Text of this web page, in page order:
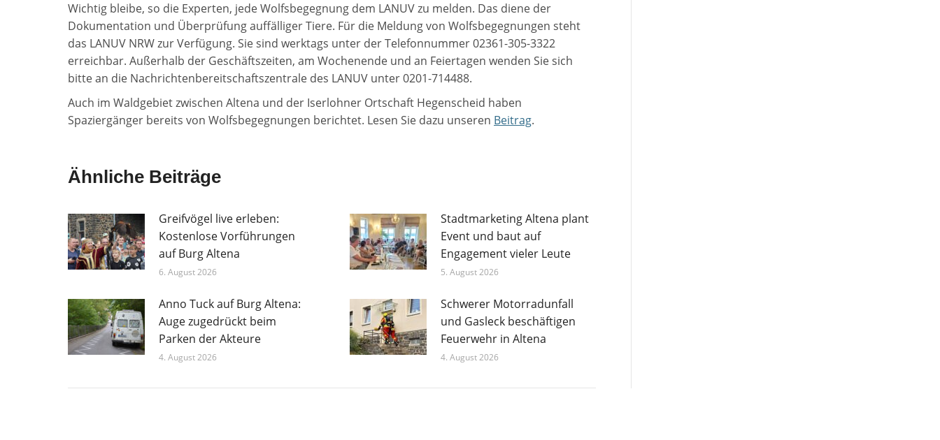
Wichtig bleibe, so die Experten, jede Wolfsbegegnung dem LANUV zu melden. Das diene der
Dokumentation und Überprüfung auffälliger Tiere. Für die Meldung von Wolfsbegegnungen steht
das LANUV NRW zur Verfügung. Sie sind werktags unter der Telefonnummer 02361-305-3322
erreichbar. Außerhalb der Geschäftszeiten, am Wochenende und an Feiertagen wenden Sie sich
bitte an die Nachrichtenbereitschaftszentrale des LANUV unter 0201-714488.
Auch im Waldgebiet zwischen Altena und der Iserlohner Ortschaft Hegenscheid haben
Spaziergänger bereits von Wolfsbegegnungen berichtet. Lesen Sie dazu unseren Beitrag.
Ähnliche Beiträge
Greifvögel live erleben:
Kostenlose Vorführungen
auf Burg Altena
6. August 2026
Stadtmarketing Altena plant
Event und baut auf
Engagement vieler Leute
5. August 2026
Anno Tuck auf Burg Altena:
Auge zugedrückt beim
Parken der Akteure
4. August 2026
Schwerer Motorradunfall
und Gasleck beschäftigen
Feuerwehr in Altena
4. August 2026